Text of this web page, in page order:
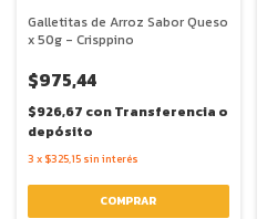
Galletitas de Arroz Sabor Queso
x 50g - Crisppino
$975,44
$926,67 conTransferencia o
depósito
3 x $325,15 sin interés